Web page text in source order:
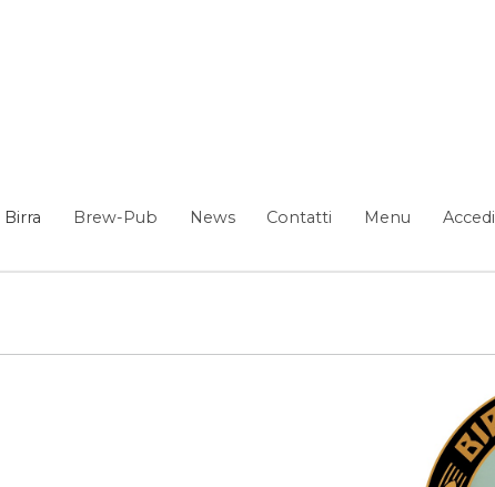
Birra Brew-Pub News Contatti Menu Accedi